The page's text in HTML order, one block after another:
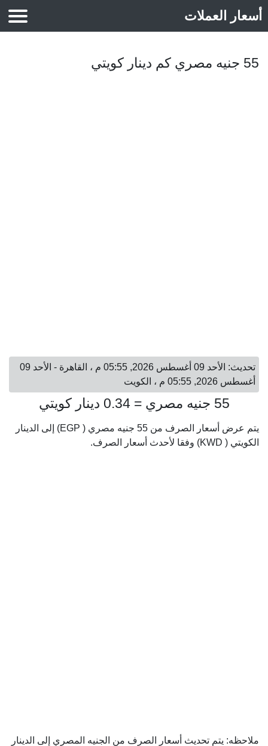
أسعار العملات
55 جنيه مصري كم دينار كويتي
تحديث: الأحد 09 أغسطس 2026, 05:55 م ، القاهرة - الأحد 09
أغسطس 2026, 05:55 م ، الكويت
55 جنيه مصري = 0.34 دينار كويتي
يتم عرض أسعار الصرف من 55 جنيه مصري ( EGP) إلى الدينار
الكويتي ( KWD) وفقا لأحدث أسعار الصرف.
ملاحظه: يتم تحديث أسعار الصرف من الجنيه المصري إلى الدينار